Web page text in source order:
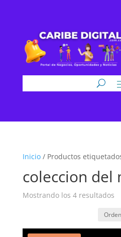
Inicio/ Productos
coleccion del
Mostrando los 4 resultados